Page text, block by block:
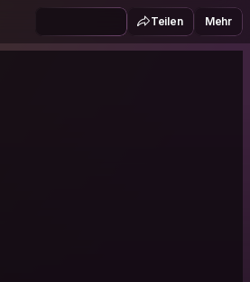
Teilen Mehr